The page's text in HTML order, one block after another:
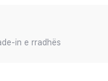
in e rradhës